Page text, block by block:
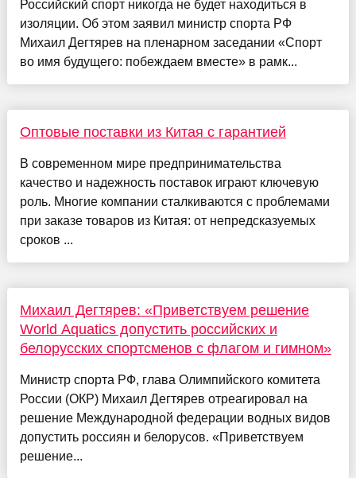
Российский спорт никогда не будет находиться в
изоляции. Об этом заявил министр спорта РФ
Михаил Дегтярев на пленарном заседании «Спорт
во имя будущего: побеждаем вместе» в рамк...
Оптовые поставки из Китая с гарантией
В современном мире предпринимательства
качество и надежность поставок играют ключевую
роль. Многие компании сталкиваются с проблемами
при заказе товаров из Китая: от непредсказуемых
сроков ...
Михаил Дегтярев: «Приветствуем решение
World Aquatics допустить российских и
белорусских спортсменов с флагом и гимном»
Министр спорта РФ, глава Олимпийского комитета
России (ОКР) Михаил Дегтярев отреагировал на
решение Международной федерации водных видов
допустить россиян и белорусов. «Приветствуем
решение...